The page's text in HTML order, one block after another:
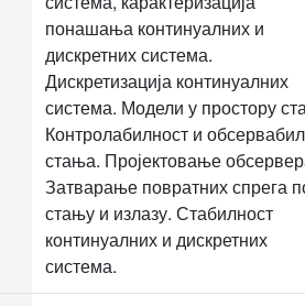
понашања континуалних и
дискретних система.
Дискретизација континуалних
система. Модели у простору
Контролабилност и
стања. Пројектовање
Затварање повратних спрега
стању и излазу. Стабилност
континуалних и дискретних
система.